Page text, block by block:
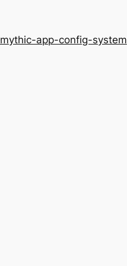
mythic-app-config-system